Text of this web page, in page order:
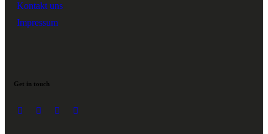
Kontakt uns
Impressum
Get in touch